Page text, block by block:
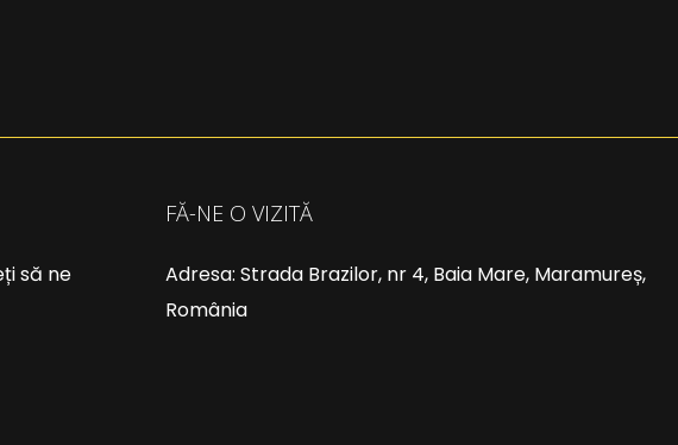
să ne
FĂ-NE O VIZITĂ
Adresa: Strada Brazilor, nr 4, Baia Mare, Maramureș,
România